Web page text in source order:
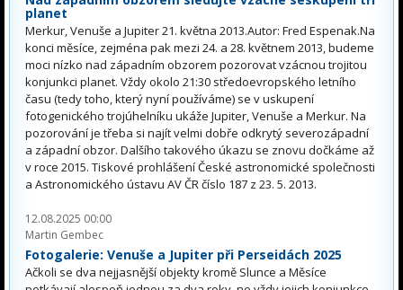
planet
Merkur, Venuše a Jupiter 21. května 2013.Autor: Fred Espenak.Na
konci měsíce, zejména pak mezi 24. a 28. květnem 2013, budeme
moci nízko nad západním obzorem pozorovat vzácnou trojitou
konjunkci planet. Vždy okolo 21:30 středoevropského letního
času (tedy toho, který nyní používáme) se v uskupení
fotogenického trojúhelníku ukáže Jupiter, Venuše a Merkur. Na
pozorování je třeba si najít velmi dobře odkrytý severozápadní
a západní obzor. Dalšího takového úkazu se znovu dočkáme až
v roce 2015. Tiskové prohlášení České astronomické společnosti
a Astronomického ústavu AV ČR číslo 187 z 23. 5. 2013.
12.08.2025 00:00
Martin Gembec
Fotogalerie: Venuše a Jupiter při Perseidách 2025
Ačkoli se dva nejjasnější objekty kromě Slunce a Měsíce